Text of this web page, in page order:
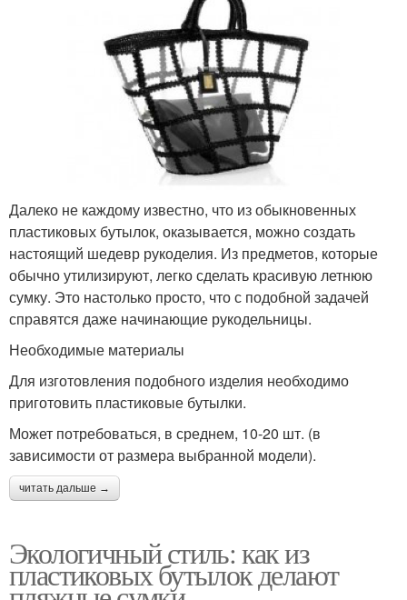
Далеко не каждому известно, что из обыкновенных
пластиковых бутылок, оказывается, можно создать
настоящий шедевр рукоделия. Из предметов, которые
обычно утилизируют, легко сделать красивую летнюю
сумку. Это настолько просто, что с подобной задачей
справятся даже начинающие рукодельницы.
Необходимые материалы
Для изготовления подобного изделия необходимо
приготовить пластиковые бутылки.
Может потребоваться, в среднем, 10-20 шт. (в
зависимости от размера выбранной модели).
читать дальше →
Экологичный стиль: как из
пластиковых бутылок делают